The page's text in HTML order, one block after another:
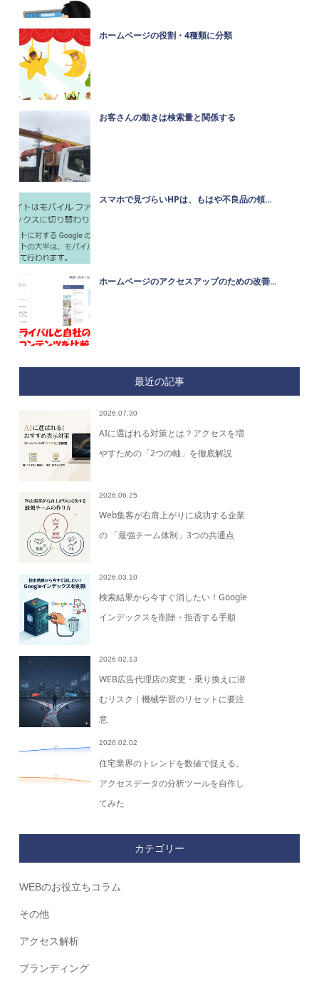
ホームページの役割・4種類に分類
お客さんの動きは検索量と関係する
スマホで見づらいHPは、もはや不良品の領...
ホームページのアクセスアップのための改善...
最近の記事
2026.07.30
AIに選ばれる対策とは？アクセスを増
やすための「2つの軸」を徹底解説
2026.06.25
Web集客が右肩上がりに成功する企業
の 「最強チーム体制」3つの共通点
2026.03.10
検索結果から今すぐ消したい！Google
インデックスを削除・拒否する手順
2026.02.13
WEB広告代理店の変更・乗り換えに潜
むリスク｜機械学習のリセットに要注
意
2026.02.02
住宅業界のトレンドを数値で捉える。
アクセスデータの分析ツールを自作し
てみた
カテゴリー
WEBのお役立ちコラム
その他
アクセス解析
ブランディング